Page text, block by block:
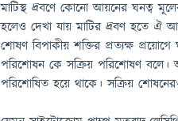
মাটিস্থ দ্রবণে কোনো আয়নের ঘনত্ব
হলেও দেখা যায় মাটির দ্রবণ হতে ঐ
শোষণ বিপাকীয় শক্তির প্রত্যক্ষ
পরিশোষন কে সক্রিয় পরিশোষণ
পরিশোষিত হয়ে থাকে। সক্রিয়